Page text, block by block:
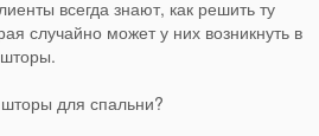
всегда знают, как решить ту
случайно может у них возникнуть в
для спальни?